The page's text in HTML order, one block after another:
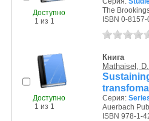
Доступно
1 из 1
The
ISBN 0-
Доступно
1 из 1
Книга
Mathaisel,
Серия:
Auerbach
ISBN 978-1-